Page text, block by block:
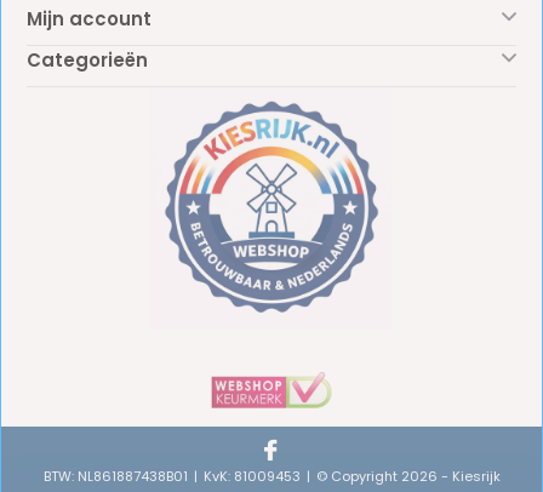
Mijn account
Categorieën
BTW: NL861887438B01 KvK: 81009453 © Copyright 2026 - Kiesrijk